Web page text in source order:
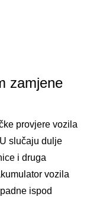
zamjene
provjere vozila
slučaju dulje
i druga
vozila
ispod